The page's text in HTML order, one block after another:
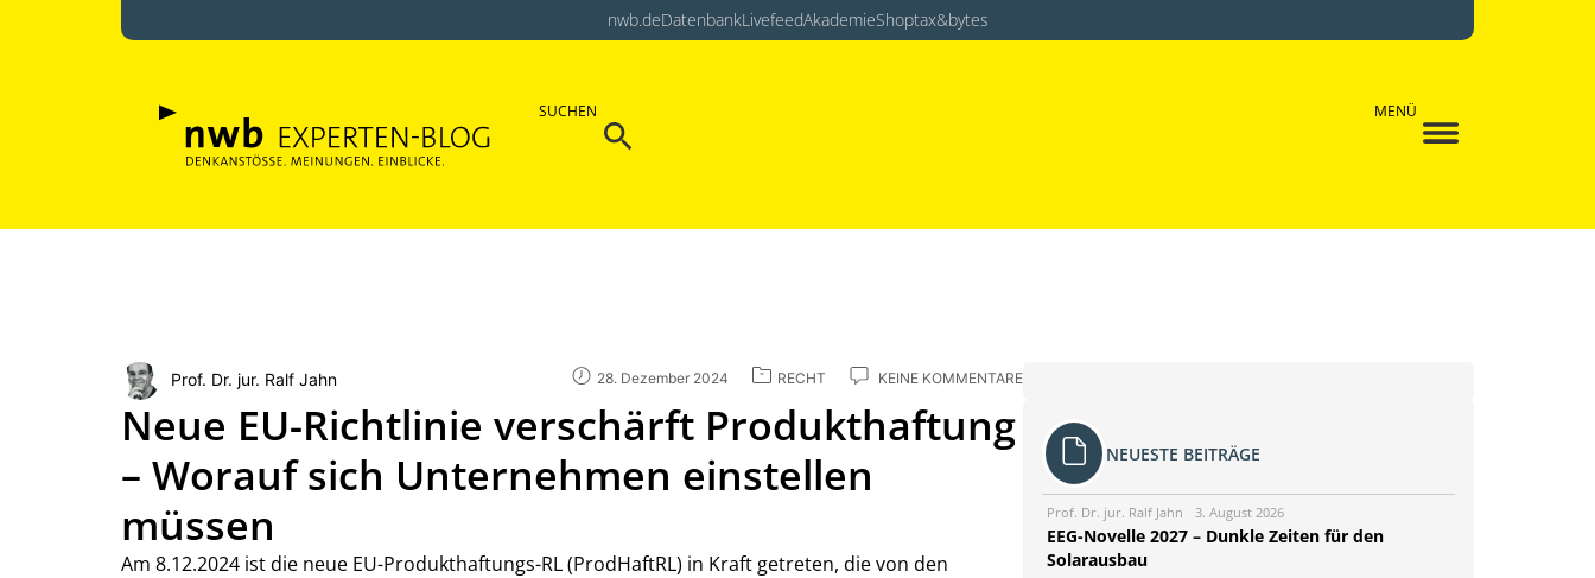
nwb.deDatenbankLivefeedAkademieShoptax&bytes
SUCHEN
Search
MENÜ
Prof. Dr. jur. Ralf Jahn 28. Dezember 2024 RECHT KEINE KOMMENTARE
Neue EU-Richtlinie verschärft Produkthaftung
– Worauf sich Unternehmen einstellen
müssen
Am 8.12.2024 ist die neue EU-Produkthaftungs-RL (ProdHaftRL) in Kraft getreten, die von den
NEUESTE BEITRÄGE
Prof. Dr. jur. Ralf Jahn 3. August 2026
EEG-Novelle 2027 – Dunkle Zeiten für den
Solarausbau